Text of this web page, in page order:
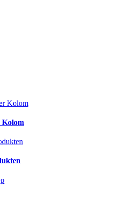
Kolom